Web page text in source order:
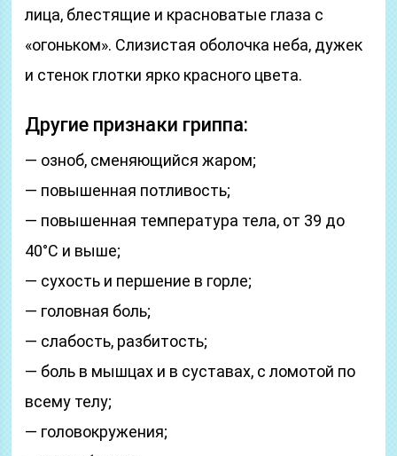
лица, блестящие и красноватые глаза с
«огоньком». Слизистая оболочка неба, дужек
и стенок глотки ярко красного цвета.
Другие признаки гриппа:
— озноб, сменяющийся жаром;
— повышенная потливость;
— повышенная температура тела, от 39 до
40°C и выше;
— сухость и першение в горле;
— головная боль;
— слабость, разбитость;
— боль в мышцах и в суставах, с ломотой по
всему телу;
— головокружения;